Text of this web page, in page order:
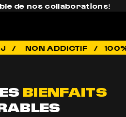
de nos collaborations!
/ 100% LÉGAL /
BIENFAITS